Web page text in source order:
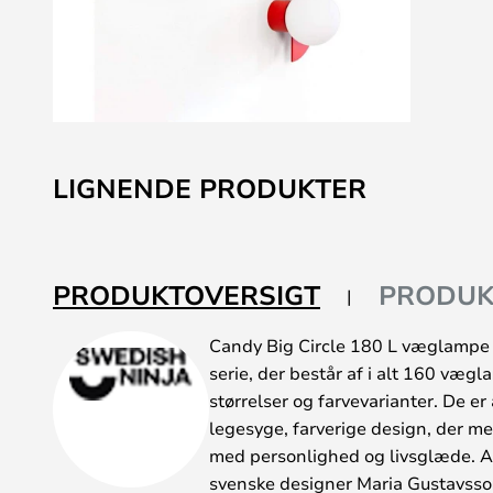
til
starten
LIGNENDE PRODUKTER
PRODUKTOVERSIGT
Candy Big Circle 180 L
serie, der består af i alt 160
størrelser og farvevarianter. De
legesyge, farverige design, der
med personlighed og livsglæde.
svenske designer Maria